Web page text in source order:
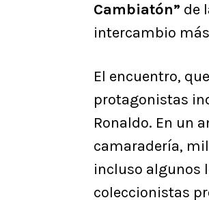
Cambiatón” de
intercambio
​El encuentro,
protagonistas
Ronaldo. En un
camaradería,
incluso algunos
coleccionistas